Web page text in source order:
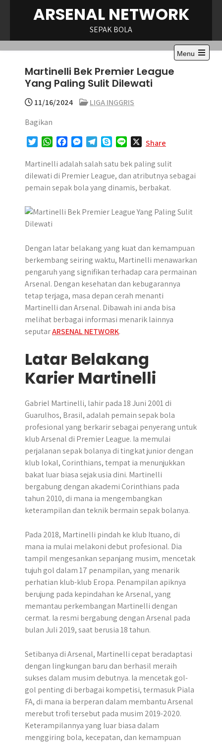
ARSENAL NETWORK
SEPAK BOLA
Menu
Open
Martinelli Bek Premier League
Yang Paling Sulit Dilewati
11/16/2024
LIGA INGGRIS
Bagikan
i
t
t
r
W
a
t
s
p
c
e
b
o
k
s
s
e
g
e
l
e
g
m
y
p
e
n
e
Share
Martinelli adalah salah satu bek paling sulit
dilewati di Premier League, dan atributnya sebagai
pemain sepak bola yang dinamis, berbakat.
Dengan latar belakang yang kuat dan kemampuan
berkembang seiring waktu, Martinelli menawarkan
pengaruh yang signifikan terhadap cara permainan
Arsenal. Dengan kesehatan dan kebugarannya
tetap terjaga, masa depan cerah menanti
Martinelli dan Arsenal. Dibawah ini anda bisa
melihat berbagai informasi menarik lainnya
seputarARSENAL NETWORK.
Latar Belakang
Karier Martinelli
Gabriel Martinelli, lahir pada 18 Juni 2001 di
Guarulhos, Brasil, adalah pemain sepak bola
profesional yang berkarir sebagai penyerang untuk
klub Arsenal di Premier League. Ia memulai
perjalanan sepak bolanya di tingkat junior dengan
klub lokal, Corinthians, tempat ia menunjukkan
bakat luar biasa sejak usia dini. Martinelli
bergabung dengan akademi Corinthians pada
tahun 2010, di mana ia mengembangkan
keterampilan dan teknik bermain sepak bolanya.
Pada 2018, Martinelli pindah ke klub Ituano, di
mana ia mulai melakoni debut profesional. Dia
tampil mengesankan sepanjang musim, mencetak
tujuh gol dalam 17 penampilan, yang menarik
perhatian klub-klub Eropa. Penampilan apiknya
berujung pada kepindahan ke Arsenal, yang
memantau perkembangan Martinelli dengan
cermat. Ia resmi bergabung dengan Arsenal pada
bulan Juli 2019, saat berusia 18 tahun.
Setibanya di Arsenal, Martinelli cepat beradaptasi
dengan lingkungan baru dan berhasil meraih
sukses dalam musim debutnya. Ia mencetak gol-
gol penting di berbagai kompetisi, termasuk Piala
FA, di mana ia berperan dalam membantu Arsenal
merebut trofi tersebut pada musim 2019-2020.
Keterampilannya yang luar biasa dalam
menggiring bola, kecepatan, dan kemampuan